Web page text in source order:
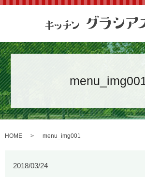
menu_img001
HOME menu_img001
2018/03/24